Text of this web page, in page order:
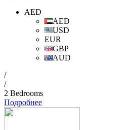
AED
AED
USD
EUR
GBP
AUD
/
/
2 Bedrooms
Подробнее